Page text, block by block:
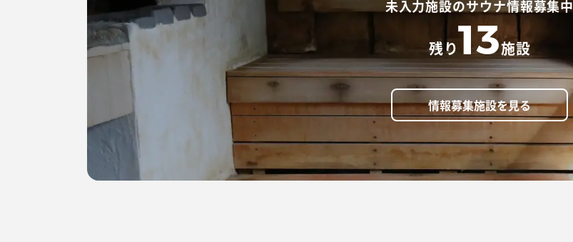
未入力施設のサウナ情報募集中
残り13施設
情報募集施設を見る